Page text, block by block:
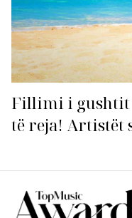
Fillimi i gushtit
të reja! Artistët